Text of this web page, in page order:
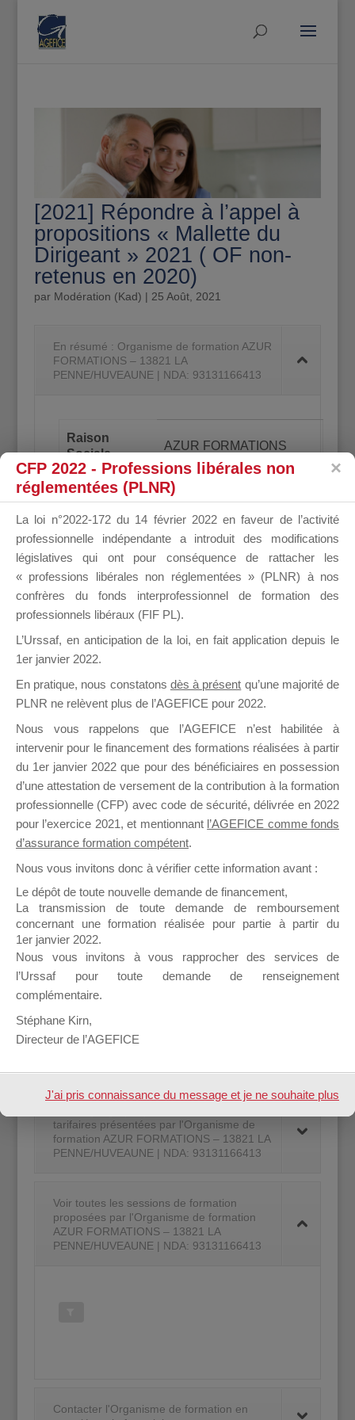
[2021] Répondre à l’appel à
propositions « Mallette du
Dirigeant » 2021 ( OF non-
retenus en 2020)
par Modération (Kad) | 25 Août, 2021
En résumé : Organisme de formation AZUR
FORMATIONS – 13821 LA
PENNE/HUVEAUNE | NDA: 93131166413
Raison
Sociale
AZUR FORMATIONS
Siret (14
chiffres)
48003987400023
Juridique &
Année de
création
EURL (2004)
Coordonnées
Postales
RASCLAVE
Z.I. BRAYE DE CAU
PENNE/HUVEAUNE
N° de
Déclaration
d’Activité
93131166413 ()
Coordonnées
de Contact
(Personne
Ressource)
PATRICIA BAUMLE
(SECRETAIRE –
ADMINISTRATIVE)
Tel : 0491369901
Email
:azur.formations@orange.fr
Informations complémentaires Organisme de
formation AZUR FORMATIONS – 13821 LA
PENNE/HUVEAUNE | NDA: 93131166413
Organisation, Méthodes et suivi pour
l'Organisme de formation AZUR
FORMATIONS – 13821 LA
tarifaires présentées par l'Organisme de
formation AZUR FORMATIONS – 13821 LA
PENNE/HUVEAUNE | NDA: 93131166413
Voir toutes les sessions de formation
proposées par l'Organisme de formation
AZUR FORMATIONS – 13821 LA
PENNE/HUVEAUNE | NDA: 93131166413
Contacter l'Organisme de formation en
CFP 2022 - Professions libérales non
réglementées (PLNR)
La loi n°2022-172 du 14 février 2022 en faveur de l’activité
professionnelle indépendante a introduit des modifications
législatives qui ont pour conséquence de rattacher les
« professions libérales non réglementées » (PLNR) à nos
confrères du fonds interprofessionnel de formation des
professionnels libéraux (FIF PL).
L’Urssaf, en anticipation de la loi, en fait application depuis le
1er janvier 2022.
En pratique, nous constatons dès à présent qu’une majorité de
PLNR ne relèvent plus de l’AGEFICE pour 2022.
Nous vous rappelons que l’AGEFICE n’est habilitée à
intervenir pour le financement des formations réalisées à partir
du 1er janvier 2022 que pour des bénéficiaires en possession
d’une attestation de versement de la contribution à la formation
professionnelle (CFP) avec code de sécurité, délivrée en 2022
pour l’exercice 2021, et mentionnant l’AGEFICE comme fonds
d’assurance formation compétent.
Nous vous invitons donc à vérifier cette information avant :
Le dépôt de toute nouvelle demande de financement,
La transmission de toute demande de remboursement
concernant une formation réalisée pour partie à partir du
1er janvier 2022.
Nous vous invitons à vous rapprocher des services de
l’Urssaf pour toute demande de renseignement
complémentaire.
Stéphane Kirn,
Directeur de l’AGEFICE
J'ai pris connaissance du message et je ne souhaite plus
l'afficher à l'avenir.